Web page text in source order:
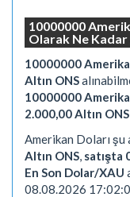
10000000
Olarak Ne Kadar
10000000
Altın ONS
10000000
2.000,00 Altın ONS
Amerikan Doları
Altın ONS satışta
En Son Dolar/XAU
08.08.2026